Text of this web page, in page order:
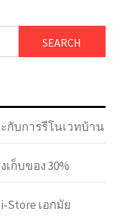
กับการรีโนเวทบ้าน
ก็บของ 30%
Store เอกมัย